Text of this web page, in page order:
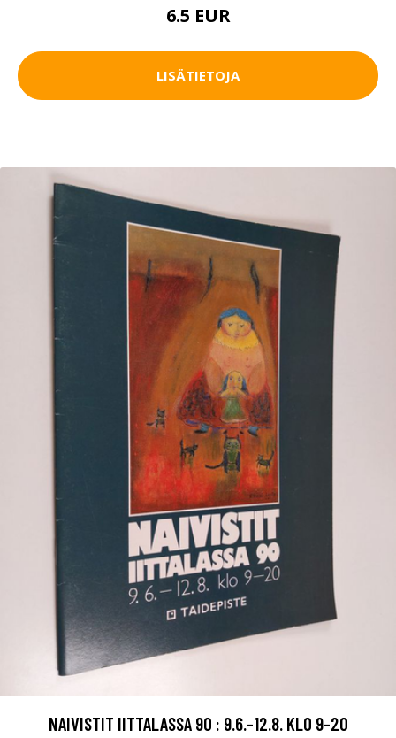
6.5 EUR
LISÄTIETOJA
NAIVISTIT IITTALASSA 90 : 9.6.-12.8. KLO 9-20